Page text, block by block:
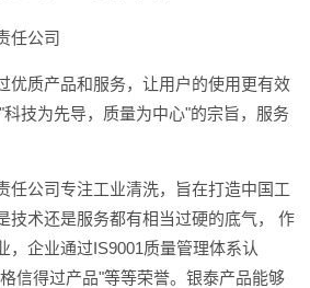
任公司
优质产品和服务，让用户的使用更有效
技为先导，质量为中心"的宗旨，服务
任公司专注工业清洗，旨在打造中国工
技术还是服务都有相当过硬的底气， 作
，企业通过IS9001质量管理体系认
信得过产品"等等荣誉。银泰产品能够